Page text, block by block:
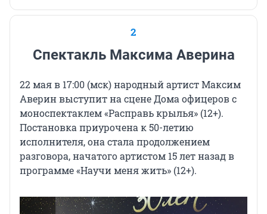
2
Спектакль Максима Аверина
22 мая в 17:00 (мск) народный артист Максим
Аверин выступит на сцене Дома офицеров с
моноспектаклем «Расправькрылья» (12+).
Постановка приурочена к 50-летию
исполнителя, она стала продолжением
разговора, начатого артистом 15 лет назад в
программе «Научи меняжить» (12+).